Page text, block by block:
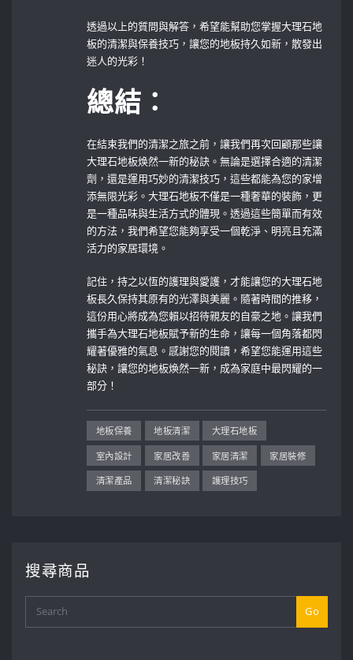
透過以上的質問與解答，希望能幫助您掌握大理石地
板的清潔與保養技巧，讓您的地板持久如新，散發出
迷人的光彩！
總結：
在結束我們的清潔之旅之前，讓我們再次回顧那些讓
大理石地板焕然一新的秘訣。無論是選擇合適的清潔
劑，還是運用巧妙的清潔技巧，這些都能為您的家增
添無限光彩。大理石地板不僅是一種奢華的裝飾，更
是一種品味與生活方式的體現。透過這些簡單而有效
的方法，我們希望您能夠享受一個乾淨、明亮且充滿
活力的家居環境。
記住，持之以恆的護理與愛護，才能讓您的大理石地
板長久保持其原有的光澤與美麗。隨著時間的推移，
這份用心將成為您賴以招待親友的自豪之地。讓我們
攜手為大理石地板賦予新的生命，讓每一個角落都閃
耀著優雅的氣息。感謝您的閱讀，希望您能運用這些
秘訣，讓您的地板煥然一新，成為家庭中最閃耀的一
部分！
地板保養 地板清潔 大理石地板
室內設計 家居改善 家居清潔 家居裝修
清潔產品 清潔秘訣 護理技巧
搜尋商品
Go